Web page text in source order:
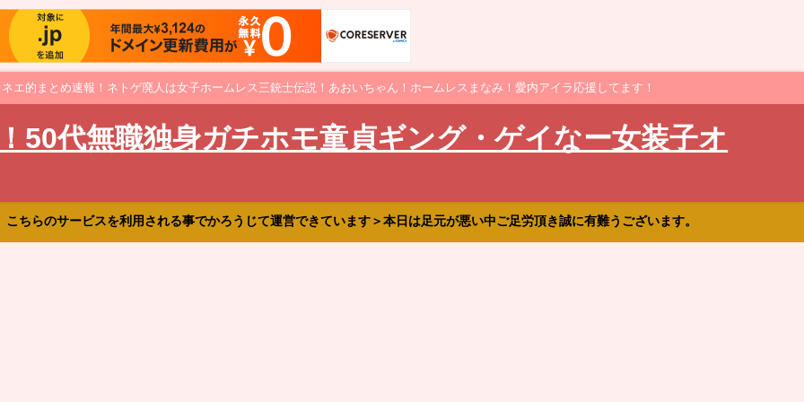
エ的まとめ速報！ネトゲ廃人は女子ホームレス三銃士伝説！あおいちゃん！ホームレスまなみ！愛内アイラ応援してます！
50代無職独身ガチホモ童貞ギング・ゲイなー女装子オ
ちらのサービスを利用される事でかろうじて運営できています＞本日は足元が悪い中ご足労頂き誠に有難うございます。